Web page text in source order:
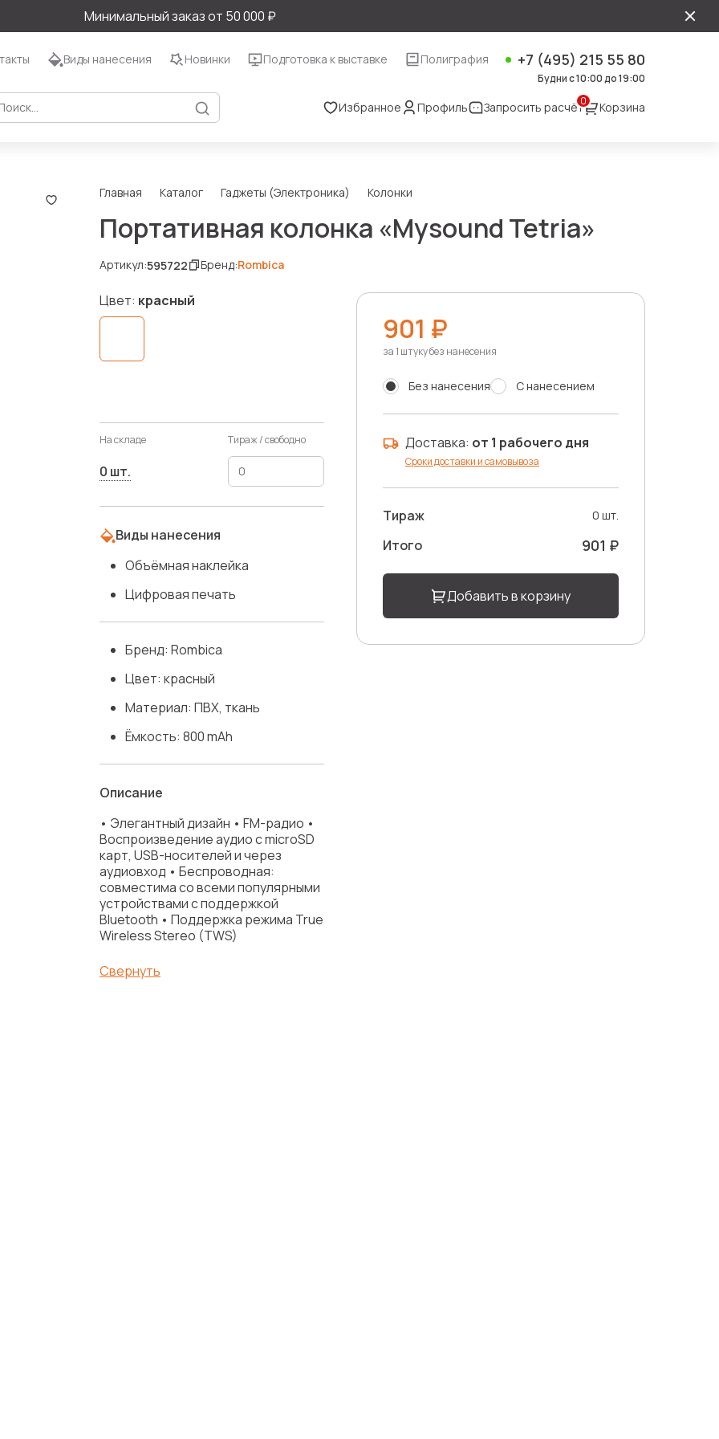
Минимальный заказ от 50 000 ₽
Виды нанесения Новинки Подготовка к выставке Полиграфия +7 (495) 215 55 80
Будни с 10:00 до 19:00
Избранное Профиль Запросить расчёт Корзина
0
Главная Каталог Гаджеты (Электроника) Колонки
Портативная колонка «Mysound Tetria»
Артикул:595722 Бренд:Rombica
Цвет: красный
На складе Тираж / свободно
0 шт.
Виды нанесения
Объёмная наклейка
Цифровая печать
Бренд: Rombica
Цвет: красный
Материал: ПВХ, ткань
Ёмкость: 800 mAh
Описание
• Элегантный дизайн • FM-радио •
Воспроизведение аудио с microSD
карт, USB-носителей и через
аудиовход • Беспроводная:
совместима со всеми популярными
устройствами с поддержкой
Bluetooth • Поддержка режима True
Wireless Stereo (TWS)
Свернуть
901 ₽
за 1 штуку без нанесения
Без нанесения С нанесением
Доставка: от 1 рабочего дня
Сроки доставки и самовывоза
Тираж 0 шт.
Итого 901 ₽
Добавить в корзину